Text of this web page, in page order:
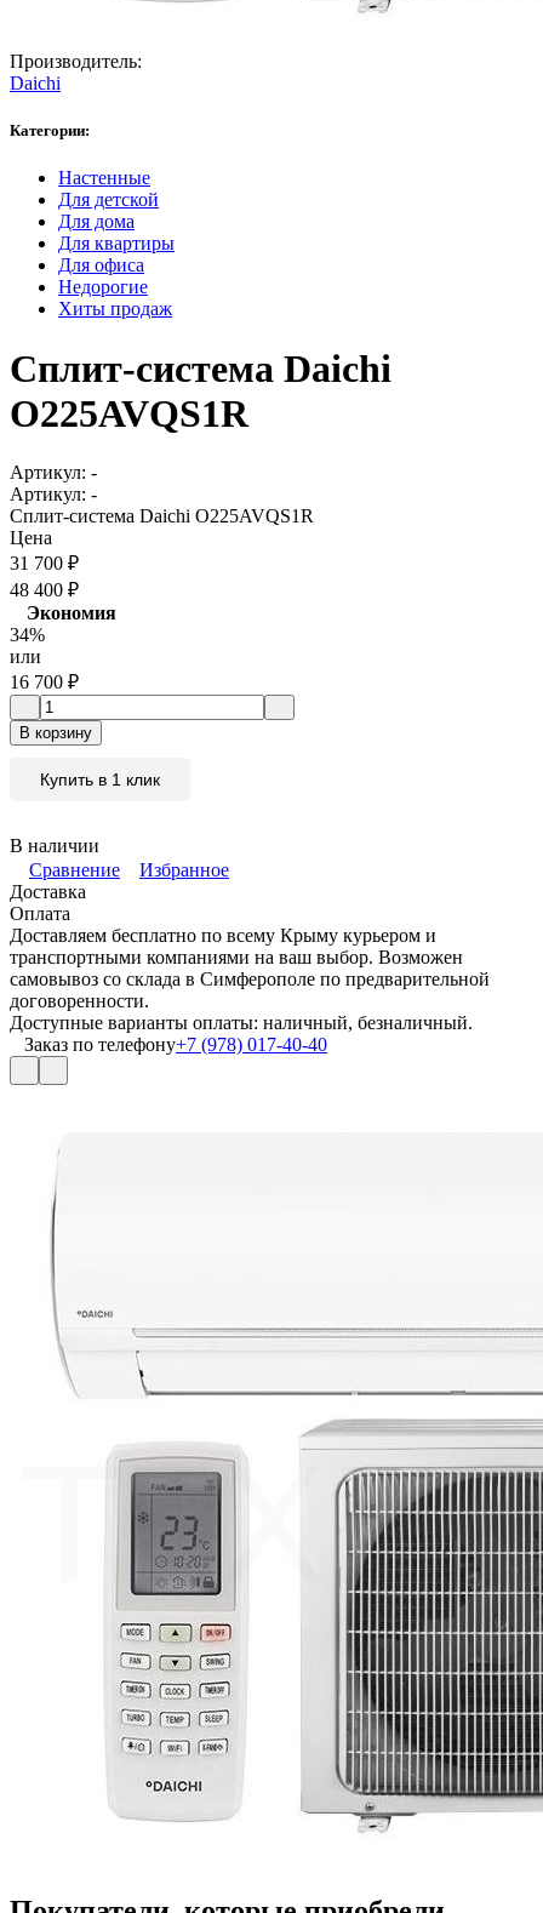
Производитель:
Daichi
Категории:
Настенные
Для детской
Для дома
Для квартиры
Для офиса
Недорогие
Хиты продаж
Сплит-система Daichi
O225AVQS1R
Артикул: -
Артикул: -
Сплит-система Daichi O225AVQS1R
Цена
31 700 ₽
48 400 ₽
Экономия
34%
или
16 700 ₽
В корзину
Купить в 1 клик
В наличии
Сравнение
Избранное
Доставка
Оплата
Доставляем бесплатно по всему Крыму курьером и
транспортными компаниями на ваш выбор. Возможен
самовывоз со склада в Симферополе по предварительной
договоренности.
Доступные варианты оплаты: наличный, безналичный.
Заказ по телефону+7 (978) 017-40-40